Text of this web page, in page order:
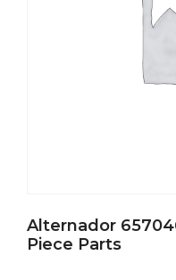
Alternador
Piece Parts